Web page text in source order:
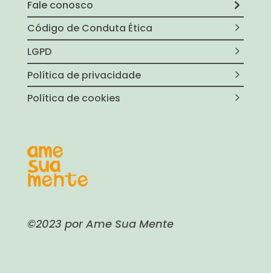
Fale conosco
Código de Conduta Ética
LGPD
Política de privacidade
Política de cookies
©2023 por Ame Sua Mente